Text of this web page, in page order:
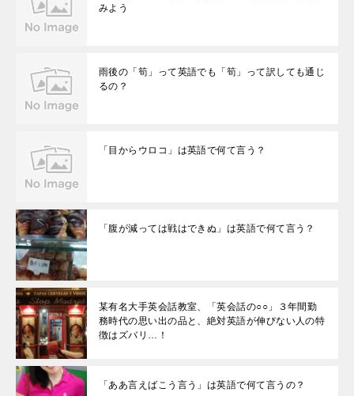
みよう
雨後の「筍」って英語でも「筍」って訳しても通じ
るの？
「目からウロコ」は英語で何て言う？
「腹が減っては戦はできぬ」は英語で何て言う？
某有名大手英会話教室、「英会話の○○」３年間勤
務時代の思い出の品と、絶対英語が伸びない人の特
徴はズバリ…！
「ああ言えばこう言う」は英語で何て言うの？